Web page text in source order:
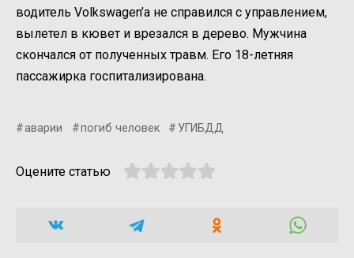
водитель Volkswagen’а не справился с управлением,
вылетел в кювет и врезался в дерево. Мужчина
скончался от полученных травм. Его 18-летняя
пассажирка госпитализирована.
аварии погиб человек УГИБДД
Оцените статью